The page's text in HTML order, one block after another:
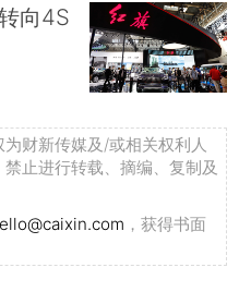
向4S
财新传媒及/或相关权利人
止进行转载、摘编、复制及
，获得书面